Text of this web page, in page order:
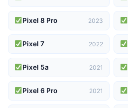
Pixel 8 Pro 2023
Pixel 7 2022
Pixel 5a 2021
Pixel 6 Pro 2021